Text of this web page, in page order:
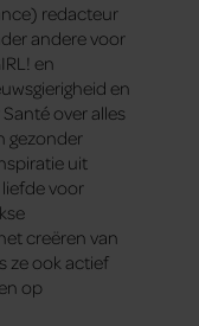
redacteur
andere voor
en
en
over alles
gezonder
uit
voor
creëren van
ze ook actief
op